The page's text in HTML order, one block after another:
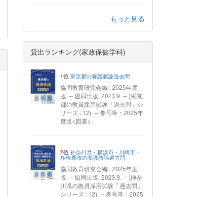
もっと見る
貸出ランキング(家政保健学科)
1位東京都の養護教諭過去問
協同教育研究会編 ; 2025年度
版. -- 協同出版, 2023.9. -- (東京
都の教員採用試験「過去問」シ
リーズ ; 12). -- 巻号等：2025年
度版<図書>
2位神奈川県・横浜市・川崎市・
相模原市の養護教諭過去問
協同教育研究会編 ; 2025年度
版. -- 協同出版, 2023.9. -- (神奈
川県の教員採用試験「過去問」
シリーズ ; 12). -- 巻号等：2025